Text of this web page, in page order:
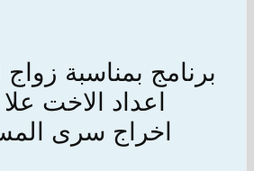
برنامج بمناسبة
اعداد الاخت
اخراج سرى